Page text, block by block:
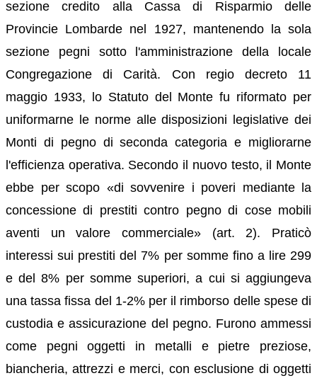
sezione credito alla Cassa di Risparmio delle
Provincie Lombarde nel 1927, mantenendo la sola
sezione pegni sotto l'amministrazione della locale
Congregazione di Carità. Con regio decreto 11
maggio 1933, lo Statuto del Monte fu riformato per
uniformarne le norme alle disposizioni legislative dei
Monti di pegno di seconda categoria e migliorarne
l'efficienza operativa. Secondo il nuovo testo, il Monte
ebbe per scopo «di sovvenire i poveri mediante la
concessione di prestiti contro pegno di cose mobili
aventi un valore commerciale» (art. 2). Praticò
interessi sui prestiti del 7% per somme fino a lire 299
e del 8% per somme superiori, a cui si aggiungeva
una tassa fissa del 1-2% per il rimborso delle spese di
custodia e assicurazione del pegno. Furono ammessi
come pegni oggetti in metalli e pietre preziose,
biancheria, attrezzi e merci, con esclusione di oggetti